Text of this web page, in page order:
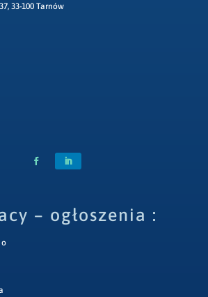
33-100 Tarnów
– ogłoszenia :